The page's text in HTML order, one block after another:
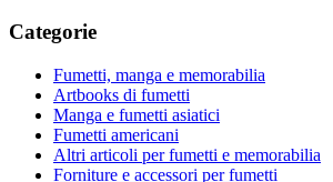
Categorie
Fumetti, manga e memorabilia
Artbooks di fumetti
Manga e fumetti asiatici
Fumetti americani
Altri articoli per fumetti e memorabilia
Forniture e accessori per fumetti